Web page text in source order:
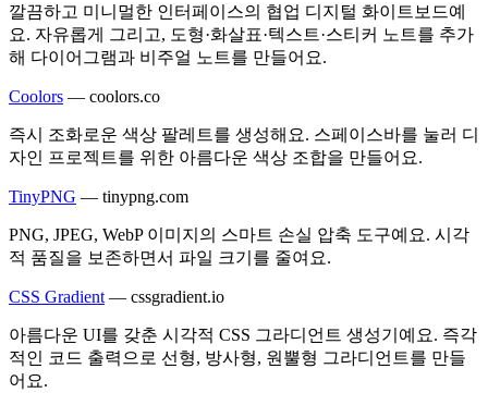
깔끔하고 미니멀한 인터페이스의 협업 디지털 화이트보드예
요. 자유롭게 그리고, 도형·화살표·텍스트·스티커 노트를 추가
해 다이어그램과 비주얼 노트를 만들어요.
Coolors — coolors.co
즉시 조화로운 색상 팔레트를 생성해요. 스페이스바를 눌러 디
자인 프로젝트를 위한 아름다운 색상 조합을 만들어요.
TinyPNG — tinypng.com
PNG, JPEG, WebP 이미지의 스마트 손실 압축 도구예요. 시각
적 품질을 보존하면서 파일 크기를 줄여요.
CSS Gradient — cssgradient.io
아름다운 UI를 갖춘 시각적 CSS 그라디언트 생성기예요. 즉각
적인 코드 출력으로 선형, 방사형, 원뿔형 그라디언트를 만들
어요.